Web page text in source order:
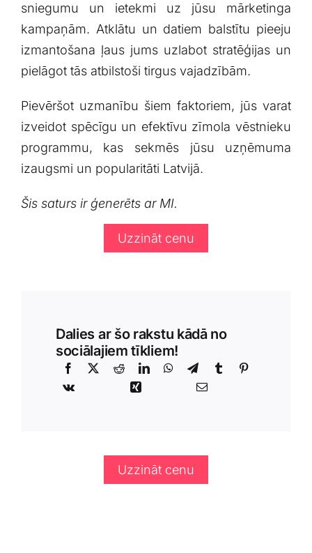
sniegumu un​ ietekmi uz jūsu mārketinga
kampaņām. ‍Atklātu⁤ un datiem balstītu pieeju
izmantošana ⁣ļaus jums ‌uzlabot stratēģijas un
pielāgot tās atbilstoši‍ tirgus vajadzībām.
Pievēršot uzmanību šiem faktoriem, jūs ⁤varat
izveidot spēcīgu un efektīvu zīmola vēstnieku
programmu,⁣ kas sekmēs jūsu uzņēmuma
izaugsmi un popularitāti Latvijā.
Šis saturs ir ģenerēts ar MI.
Uzzināt cenu
Dalies ar šo rakstu kādā no
sociālajiem tīkliem!
Uzzināt cenu